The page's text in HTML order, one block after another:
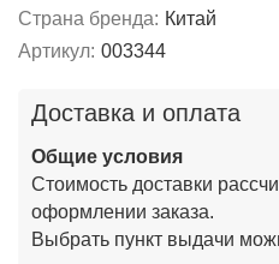
Страна бренда: Китай
Артикул: 003344
Доставка и оплата
Общие условия
Стоимость доставки
оформлении заказа.
Выбрать пункт выдачи